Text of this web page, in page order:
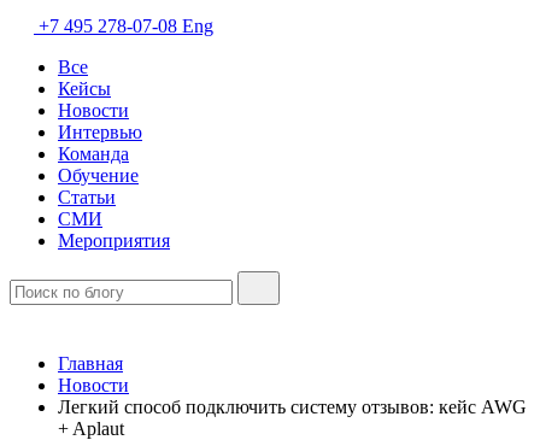
+7 495 278-07-08 Eng
Все
Кейсы
Новости
Интервью
Команда
Обучение
Статьи
СМИ
Мероприятия
Главная
Новости
Легкий способ подключить систему отзывов: кейс AWG
+ Aplaut